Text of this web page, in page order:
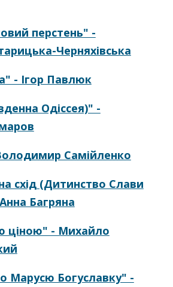
перстень" -
Черняхівська
- Ігор Павлюк
Одіссея)" -
Самійленко
схід (Дитинство Слави
Багряна
ціною" - Михайло
Марусю Богуславку" -